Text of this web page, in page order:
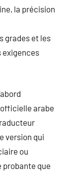
la précision
grades et les
exigences
arabe
version qui
ou
probante que